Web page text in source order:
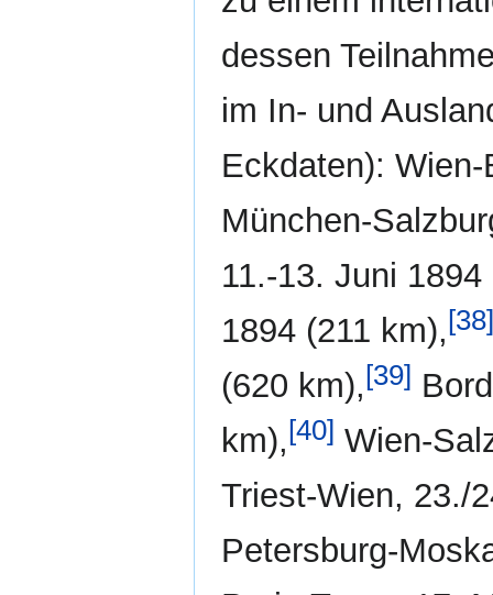
dessen
im In- und
Eckdaten):
München-
11.-13. Juni
1894 (211 km),[38]
(620 km),[39]
km),[40] Wien-
Triest-Wien, 23./
Petersburg-